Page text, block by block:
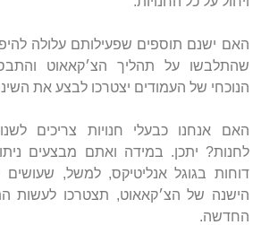
האם ישנם תוספים שפעילותם עלולה
שהתלבשו על תהליך הצ׳קאאוט
הנוכחי של העמודים יצטרכו לבצע את
האם אנחנו כבעלי חנויות צריכים
לחנות? יתכן. במידה ואתם מבצעים
דוחות בגוגל אנליטיקס, למשל,
הישנה של הצ׳קאאוט, תצטרכו לעשות
החדשה.